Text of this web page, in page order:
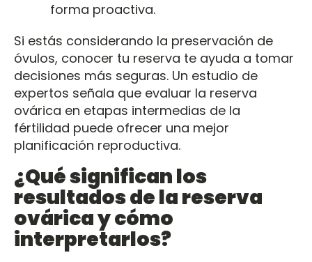
forma proactiva.
Si estás considerando la preservación de
óvulos, conocer tu reserva te ayuda a tomar
decisiones más seguras. Un estudio de
expertos señala que evaluar la reserva
ovárica en etapas intermedias de la
fértilidad puede ofrecer una mejor
planificación reproductiva.
¿Qué significan los
resultados de la reserva
ovárica y cómo
interpretarlos?